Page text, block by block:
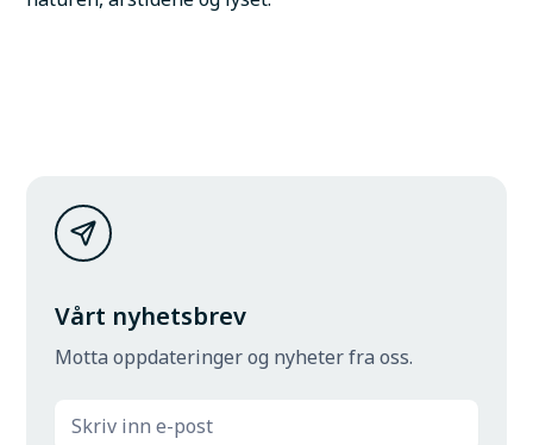
Vårt nyhetsbrev
Motta oppdateringer og nyheter fra oss.